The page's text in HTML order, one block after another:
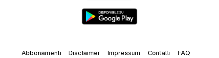
Abbonamenti Disclaimer Impressum Contatti
FAQ